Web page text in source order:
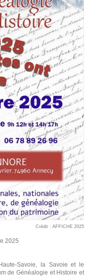
Crédit : AFFICHE 2025
2025
Savoie, la Savoie et le
de Généalogie et Histoire et